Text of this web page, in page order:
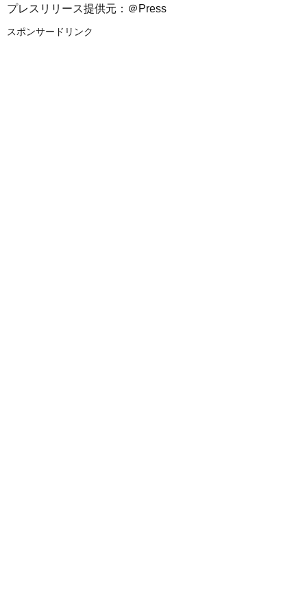
プレスリリース提供元：＠Press
スポンサードリンク